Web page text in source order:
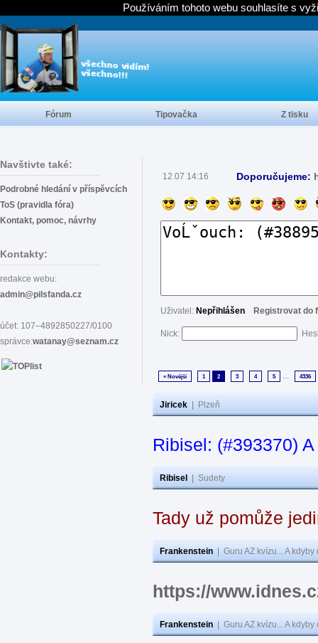
Navštivte také:
Podrobné hledání v příspěvcích
ToS (pravidla fóra)
Kontakt, pomoc, návrhy
Kontakty:
redakce webu:
admin@pilsfanda.cz
účet: 107–4892850227/0100
správce:watanay@seznam.cz
12.07 14:16 Doporučujeme:
Uživatel: Nepřihlášen Registrovat do
Nick:
« Novější 1 2 3 4 5 ... 4336
Jiricek Plzeň
Ribisel: (#393370)
Ribisel Sudety
Tady už pomůže
Frankenstein Guru AZ kvízu... A
https://
Frankenstein Guru AZ kvízu... A
Fórum Tipovačka Z tisku
Používáním tohoto webu souhlasíte s